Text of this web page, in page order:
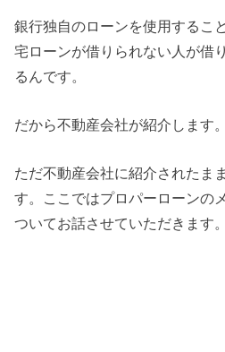
銀行独自のローンを使用するこ
宅ローンが借りられない人が借
るんです。
だから不動産会社が紹介します。
ただ不動産会社に紹介されたま
す。ここではプロパーローンの
ついてお話させていただきます。